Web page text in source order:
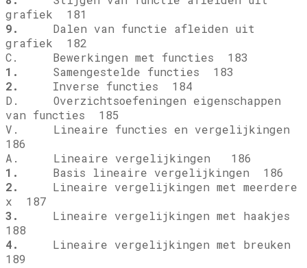
grafiek 181
9.
Dalen van functie afleiden uit
grafiek 182
C. Bewerkingen met functies 183
1.
Samengestelde functies 183
2.
Inverse functies 184
D. Overzichtsoefeningen eigenschappen
van functies 185
V. Lineaire functies en vergelijkingen
186
A. Lineaire vergelijkingen 186
1.
Basis lineaire vergelijkingen 186
2.
Lineaire vergelijkingen met meerdere
x 187
3.
Lineaire vergelijkingen met haakjes
188
4.
Lineaire vergelijkingen met breuken
189